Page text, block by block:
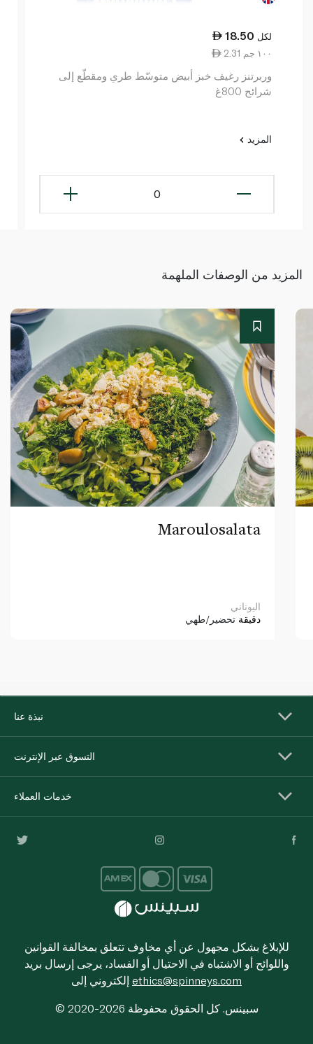
18.50 لكل
2.31 ١٠٠ جم
وربرتنز رغيف خبز أبيض متوسّط طري ومقطّع إلى
شرائح 800غ
المزيد
0
المزيد من الوصفات الملهمة
Maroulosalata
اليوناني
دقيقة تحضير/طهي
نبذة عنا
التسوق عبر الإنترنت
خدمات العملاء
للإبلاغ بشكل مجهول عن أي مخاوف تتعلق بمخالفة القوانين
واللوائح أو الاشتباه في الاحتيال أو الفساد، يرجى إرسال بريد
ethics@spinneys.com
© 2020-2026 سبينس. كل الحقوق محفوظة